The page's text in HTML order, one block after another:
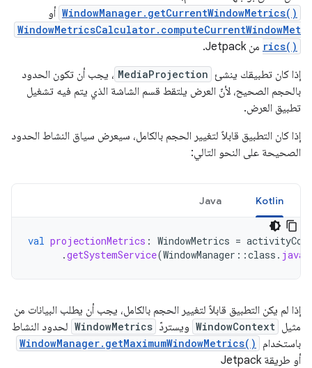
WindowManager.getCurrentWindowMetrics() أو
WindowMetricsCalculator.computeCurrentWindowMet
rics() من Jetpack.
إذا كان تطبيقك ينشئ MediaProjection ، يجب أن تكون الحدود
بالحجم الصحيح، لأنّ العرض يلتقط قسم الشاشة الذي يتم فيه تشغيل
تطبيق العرض.
إذا كان التطبيق قابلاً لتغيير الحجم بالكامل، سيعرض سياق النشاط الحدود
الصحيحة على النحو التالي:
Kotlin
Java
val projectionMetrics : WindowMetrics =
.getSystemService(WindowManager ::class . java
إذا لم يكن التطبيق قابلاً لتغيير الحجم بالكامل، يجب أن يطلب البيانات من
مثيل WindowContext ويستردّ WindowMetrics لحدود النشاط
باستخدام
WindowManager.getMaximumWindowMetrics()
أو طريقة Jetpack